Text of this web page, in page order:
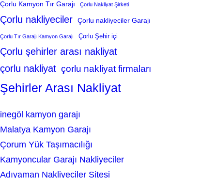
Çorlu Kamyon Tır Garajı Çorlu Nakliyat Şirketi
Çorlu nakliyeciler Çorlu nakliyeciler Garajı
Çorlu Tır Garajı Kamyon Garajı Çorlu Şehir içi
Çorlu şehirler arası nakliyat
çorlu nakliyat çorlu nakliyat firmaları
Şehirler Arası Nakliyat
inegöl kamyon garajı
Malatya Kamyon Garajı
Çorum Yük Taşımacılığı
Kamyoncular Garajı Nakliyeciler
Adıyaman Nakliyeciler Sitesi